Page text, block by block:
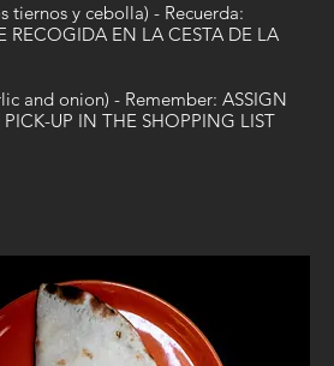
tiernos y cebolla) - Recuerda:
RECOGIDA EN LA CESTA DE LA
and onion) - Remember: ASSIGN
UP IN THE SHOPPING LIST